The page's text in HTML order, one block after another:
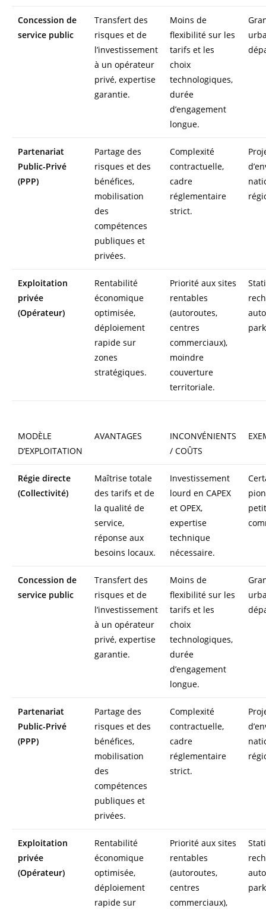
Concession de
service public
Transfert des
risques et de
l’investissement
à un opérateur
privé, expertise
garantie.
Moins de
flexibilité sur les
tarifs et les
choix
technologiques,
durée
d’engagement
longue.
Partenariat
Public-Privé
(PPP)
Partage des
risques et des
bénéfices,
mobilisation
des
compétences
publiques et
privées.
Complexité
contractuelle,
cadre
réglementaire
strict.
Exploitation
privée
(Opérateur)
Rentabilité
économique
optimisée,
déploiement
rapide sur
zones
stratégiques.
Priorité aux sites
rentables
(autoroutes,
centres
commerciaux),
moindre
couverture
territoriale.
MODÈLE
D’EXPLOITATION
AVANTAGES
INCONVÉNIENTS
/ COÛTS
Régie directe
(Collectivité)
Maîtrise totale
des tarifs et de
la qualité de
service,
réponse aux
besoins locaux.
Investissement
lourd en CAPEX
et OPEX,
expertise
technique
nécessaire.
Concession de
service public
Transfert des
risques et de
l’investissement
à un opérateur
privé, expertise
garantie.
Moins de
flexibilité sur les
tarifs et les
choix
technologiques,
durée
d’engagement
longue.
Partenariat
Public-Privé
(PPP)
Partage des
risques et des
bénéfices,
mobilisation
des
compétences
publiques et
privées.
Complexité
contractuelle,
cadre
réglementaire
strict.
Exploitation
privée
(Opérateur)
Rentabilité
économique
optimisée,
déploiement
rapide sur
Priorité aux sites
rentables
(autoroutes,
centres
commerciaux),